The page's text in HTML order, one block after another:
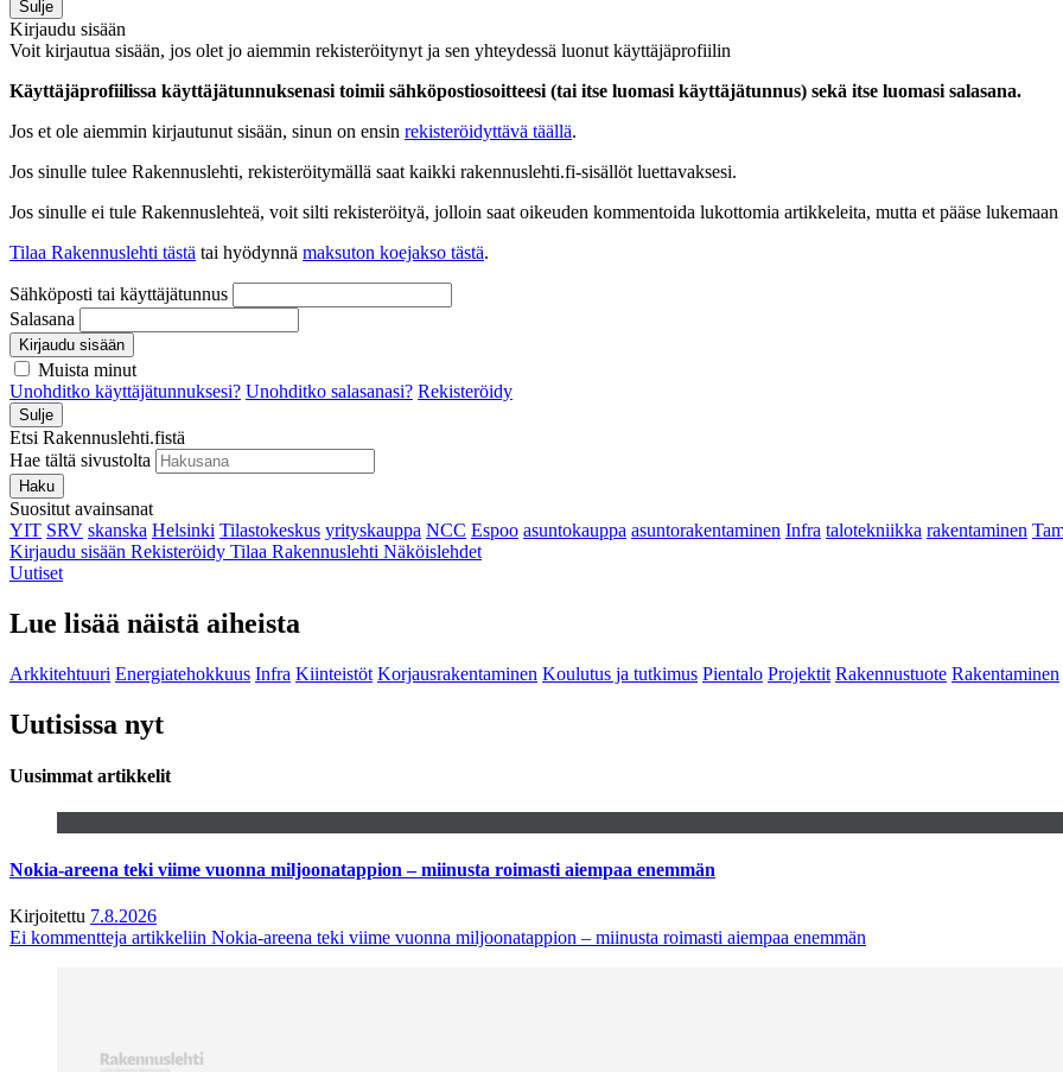
Sulje
Kirjaudu sisään
Voit kirjautua sisään, jos olet jo aiemmin rekisteröitynyt ja sen yhteydessä luonut käyttäjäprofiilin
Käyttäjäprofiilissa käyttäjätunnuksenasi toimii sähköpostiosoitteesi (tai itse luomasi käyttäjätunnus) sekä itse luomasi salasana.
Jos et ole aiemmin kirjautunut sisään, sinun on ensin rekisteröidyttävä täällä.
Jos sinulle tulee Rakennuslehti, rekisteröitymällä saat kaikki rakennuslehti.fi-sisällöt luettavaksesi.
Jos sinulle ei tule Rakennuslehteä, voit silti rekisteröityä, jolloin saat oikeuden kommentoida lukottomia artikkeleita, mutta et pääse
Tilaa Rakennuslehti tästä tai hyödynnä maksuton koejakso tästä.
Sähköposti tai käyttäjätunnus
Salasana
Kirjaudu sisään
Muista minut
Unohditko käyttäjätunnuksesi? Unohditko salasanasi? Rekisteröidy
Sulje
Etsi Rakennuslehti.fistä
Hae tältä sivustolta
Haku
Suositut avainsanat
YIT SRV skanska Helsinki Tilastokeskus yrityskauppa NCC Espoo asuntokauppa asuntorakentaminen Infra talotekniikka rakentaminen
Kirjaudu sisään Rekisteröidy Tilaa Rakennuslehti Näköislehdet
Uutiset
Lue lisää näistä aiheista
Arkkitehtuuri Energiatehokkuus Infra Kiinteistöt Korjausrakentaminen Koulutus ja tutkimus Pientalo Projektit Rakennustuote Rakentaminen
Uutisissa nyt
Uusimmat artikkelit
Nokia-areena teki viime vuonna miljoonatappion – miinusta roimasti aiempaa enemmän
Kirjoitettu 7.8.2026
Ei kommentteja artikkeliin Nokia-areena teki viime vuonna miljoonatappion – miinusta roimasti aiempaa enemmän